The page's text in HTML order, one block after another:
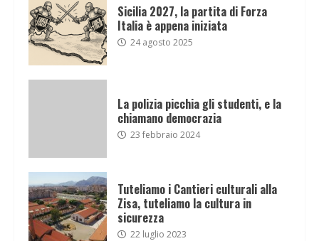
Sicilia 2027, la partita di Forza
Italia è appena iniziata
24 agosto 2025
La polizia picchia gli studenti, e la
chiamano democrazia
23 febbraio 2024
Tuteliamo i Cantieri culturali alla
Zisa, tuteliamo la cultura in
sicurezza
22 luglio 2023